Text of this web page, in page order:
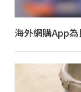
海外網購App